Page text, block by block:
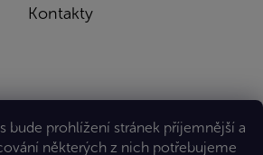
bude prohlížení stránek příjemnější a
některých z nich potřebujeme
Kontakty